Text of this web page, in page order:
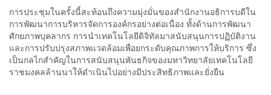
การประชุมในครั้งนี้สะท้อนถึงความมุ่งมั่นของสำนักงานอธิการบดีใน
การพัฒนาการบริหารจัดการองค์กรอย่างต่อเนื่อง ทั้งด้านการพัฒนา
ศักยภาพบุคลากร การนำเทคโนโลยีดิจิทัลมาสนับสนุนการปฏิบัติงาน
และการปรับปรุงสภาพแวดล้อมเพื่อยกระดับคุณภาพการให้บริการ ซึ่ง
เป็นกลไกสำคัญในการสนับสนุนพันธกิจของมหาวิทยาลัยเทคโนโลยี
ราชมงคลล้านนาให้ดำเนินไปอย่างมีประสิทธิภาพและยั่งยืน